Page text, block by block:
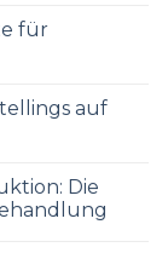
für
auf
Die